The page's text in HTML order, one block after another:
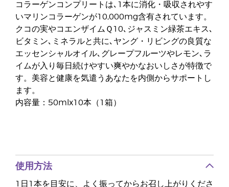
コラーゲンコンプリートは､1本に消化・吸収されやす
いマリンコラーゲンが10,000mg含有されています。
クコの実やコエンザイムＱ10､ジャスミン緑茶エキス､
ビタミン､ミネラルと共に､ヤング・リビングの良質な
エッセンシャルオイル､グレープフルーツやレモン､ラ
イムが入り毎日続けやすい爽やかなおいしさが特徴で
す。美容と健康を気遣うあなたを内側からサポートし
ます。
内容量：50mlx10本（1箱）
使用方法
1日1本を目安に、よく振ってからお召し上がりくださ